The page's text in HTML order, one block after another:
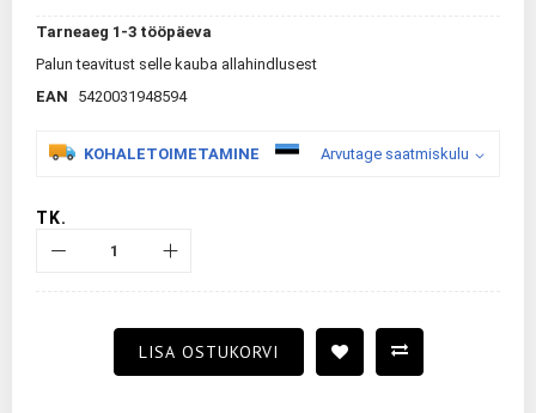
Tarneaeg 1-3 tööpäeva
Palun teavitust selle kauba allahindlusest
EAN
5420031948594
KOHALETOIMETAMINE Arvutage saatmiskulu
TK.
LISA OSTUKORVI